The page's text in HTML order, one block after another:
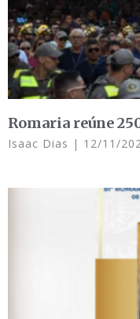
Romaria reúne
Isaac Dias 12/11/